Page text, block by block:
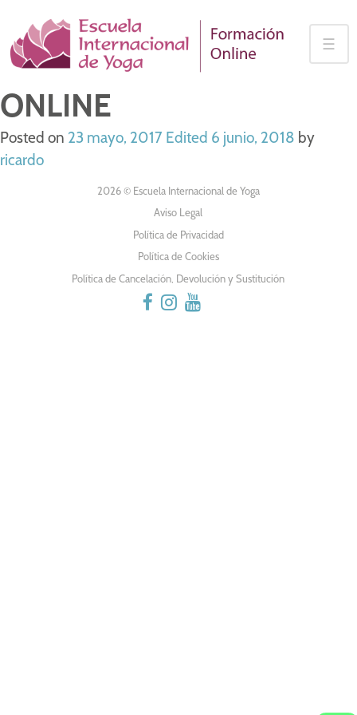
content
☰
ONLINE
Posted on 23 mayo, 2017 Edited 6 junio, 2018 by
ricardo
2026 © Escuela Internacional de Yoga
Aviso Legal
Política de Privacidad
Política de Cookies
Política de Cancelación, Devolución y Sustitución